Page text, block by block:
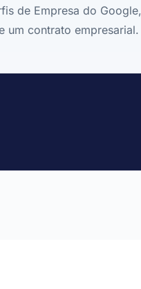
de Empresa do Google,
um contrato empresarial.